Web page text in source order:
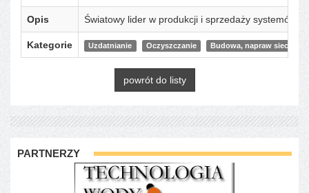
Opis Światowy lider w produkcji i sprzedaży systemów
Kategorie Uzdatnianie Oczyszczanie Budowa, napraw sieci
powrót do listy
PARTNERZY